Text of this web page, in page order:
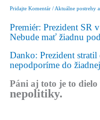
Pridajte Komentár / Aktuálne postrehy
Premiér: Prezident SR
Nebude mať žiadnu
Danko: Prezident
nepodporíme do
Páni aj toto je to
nepolitiky.